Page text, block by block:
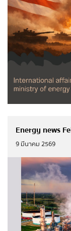
สรุปผลการจั
เดือน
รายงานผลก
ประจำปี
ประกาศรับสมัคร
สำนักงานปลั
กรมธุรกิจพลัง
กรมเชื้อเพลิ
สำนักงานนโ
Energy news
9 มีนาคม 2569